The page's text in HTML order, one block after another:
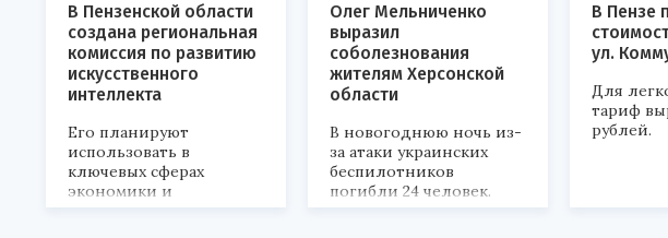
В Пензенской области
создана региональная
комиссия по развитию
искусственного
интеллекта
Его планируют
использовать в
ключевых сферах
экономики и
социальной жизни
Олег Мельниченко
выразил
соболезнования
жителям Херсонской
области
В новогоднюю ночь из-
за атаки украинских
беспилотников
погибли 24 человек.
В Пензе
ул.
Для
тариф
рублей.